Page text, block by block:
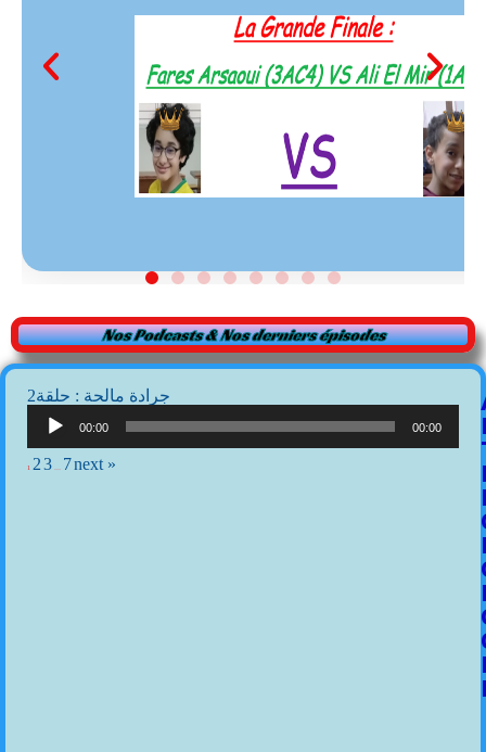
Nos Podcasts & Nos derniers épisodes
2جرادة مالحة : حلقة
00:00 00:00
1 23 7next »